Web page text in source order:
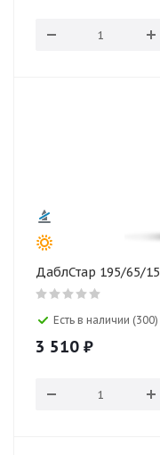
Есть в наличии (300)
3 510 ₽